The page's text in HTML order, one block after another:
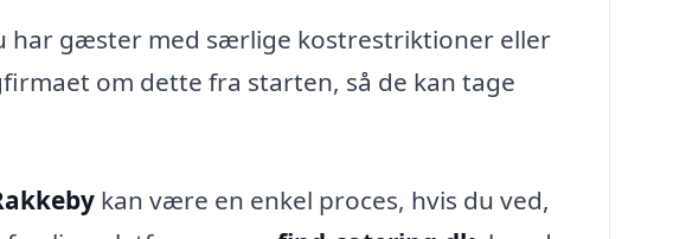
har gæster med særlige kostrestriktioner eller
om dette fra starten, så de kan tage
kan være en enkel proces, hvis du ved,